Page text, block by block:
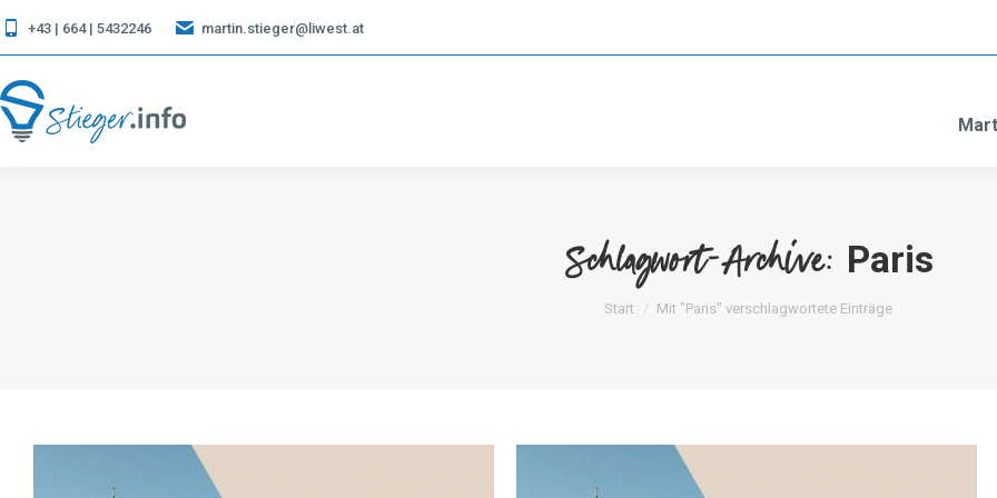
+43 | 664 | 5432246 martin.stieger@liwest.at
Schlagwort-Archive: Paris
Sie befinden sich hier:
Start Mit "Paris" verschlagwortete Einträge